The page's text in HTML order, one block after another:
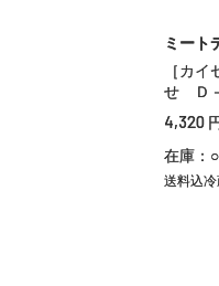
ミート
［カ
せ Ｄ
4,320 円
在庫：○
送料込